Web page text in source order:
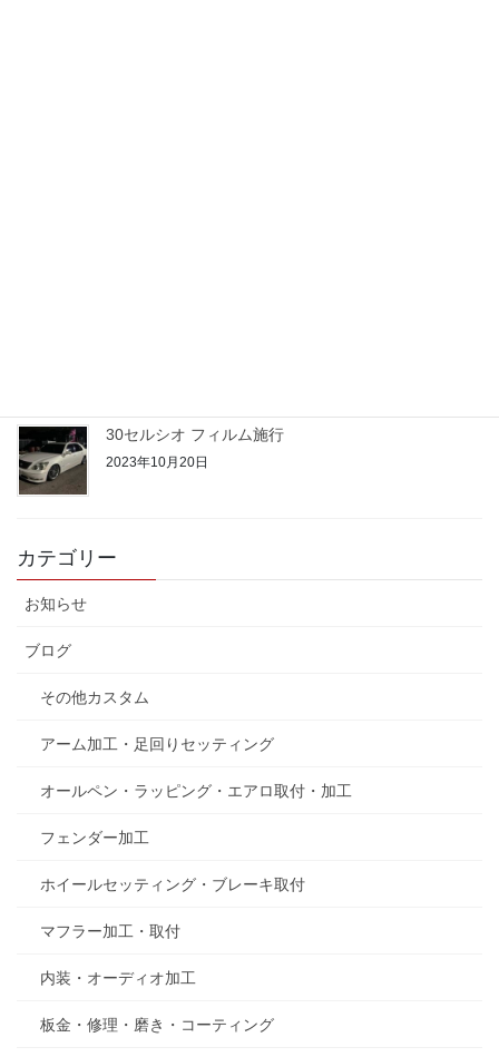
30セルシオ フィルム施行
2023年10月20日
カテゴリー
お知らせ
ブログ
その他カスタム
アーム加工・足回りセッティング
オールペン・ラッピング・エアロ取付・加工
フェンダー加工
ホイールセッティング・ブレーキ取付
マフラー加工・取付
内装・オーディオ加工
板金・修理・磨き・コーティング